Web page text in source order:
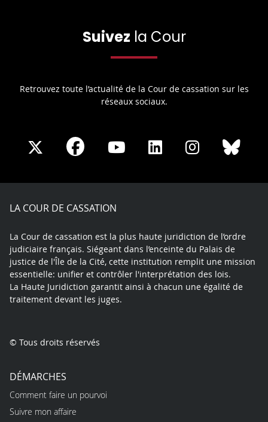
Suivez la Cour
Retrouvez toute l’actualité de la Cour de cassation sur les
réseaux sociaux.
Share
X
Share
Facebook
Share
Youtube
Share
LinkedIn
Share
Instagram
LA COUR DE CASSATION
La Cour de cassation est la plus haute juridiction de l’ordre
judiciaire français. Siégeant dans l’enceinte du Palais de
justice de l'Île de la Cité, cette institution remplit une mission
essentielle: unifier et contrôler l'interprétation des lois.
La Haute Juridiction garantit ainsi à chacun une égalité de
traitement devant les juges.
© Tous droits réservés
DÉMARCHES
Comment faire un pourvoi
Suivre mon affaire